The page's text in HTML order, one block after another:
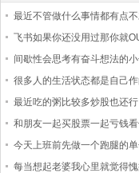
最近不管做什么事情都有点
飞书如果你还没用过那你就
间歇性会思考有奋斗想法的
很多人的生活状态都是自己
最近吃的粥比较多炒股也还行
和朋友一起买股票一起亏钱
今天上班前先做一个跑腿的
每当想起老婆我心里就觉得